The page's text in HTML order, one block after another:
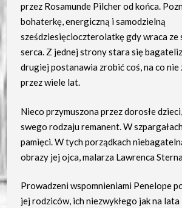
przez Rosamunde Pilcher od końca.
bohaterkę, energiczną i samodzielną
sześdziesięcioczterolatkę gdy wraca ze
serca. Z jednej strony stara się
drugiej postanawia zrobić coś, na co nie
przez wiele lat.
Nieco przymuszona przez dorosłe
swego rodzaju remanent. W
pamięci. W tych porządkach
obrazy jej ojca, malarza Lawrenca
Prowadzeni wspomnieniami Penelope
jej rodziców, ich niezwykłego jak na